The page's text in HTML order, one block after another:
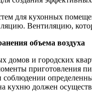
для кухонных
Вентиляцию,
объема воздуха
домов и городских
приготовления
соблюдении
кухню должен